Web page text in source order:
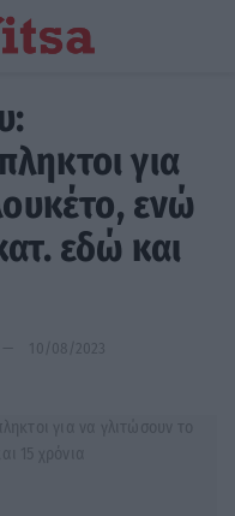
για
ενώ
εδώ και
10/08/2023